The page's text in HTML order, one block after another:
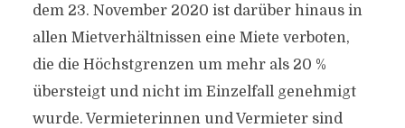
dem 23. November 2020 ist darüber hinaus in
allen Mietverhältnissen eine Miete verboten,
die die Höchstgrenzen um mehr als 20 %
übersteigt und nicht im Einzelfall genehmigt
wurde. Vermieterinnen und Vermieter sind